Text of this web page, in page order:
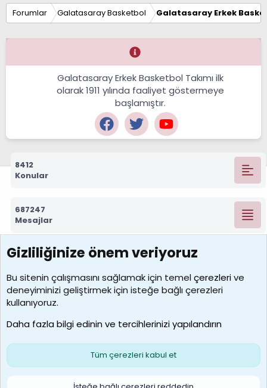
Forumlar Galatasaray Basketbol Galatasaray Erkek
Galatasaray Erkek Basketbol Takımı ilk
olarak 1911 yılında faaliyet göstermeye
başlamıştır.
8412
Konular
687247
Mesajlar
7388
Kullanıcılar
borabekirogluu
Son üye
Çerezler
S
Gizliliğinize önem veriyoruz
Bu sitenin çalışmasını sağlamak için temelçerezlerive
deneyiminizi geliştirmek için isteğe bağlı çerezleri
kullanıyoruz.
Daha fazla bilgi edinin ve tercihlerinizi yapılandırın
Tüm çerezleri kabul et